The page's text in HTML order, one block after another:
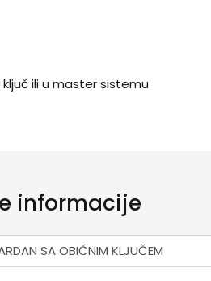
ili u master sistemu
informacije
SA OBIČNIM KLJUČEM